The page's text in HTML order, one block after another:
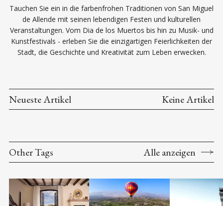
Tauchen Sie ein in die farbenfrohen Traditionen von San Miguel
de Allende mit seinen lebendigen Festen und kulturellen
Veranstaltungen. Vom Dia de los Muertos bis hin zu Musik- und
Kunstfestivals - erleben Sie die einzigartigen Feierlichkeiten der
Stadt, die Geschichte und Kreativität zum Leben erwecken.
Neueste Artikel Keine Artikel
Other Tags Alle anzeigen